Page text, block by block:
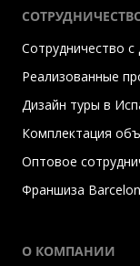
Сотрудничество с
Реализованные
Дизайн туры в
Комплектация
Оптовое
Франшиза
О КОМПАНИИ